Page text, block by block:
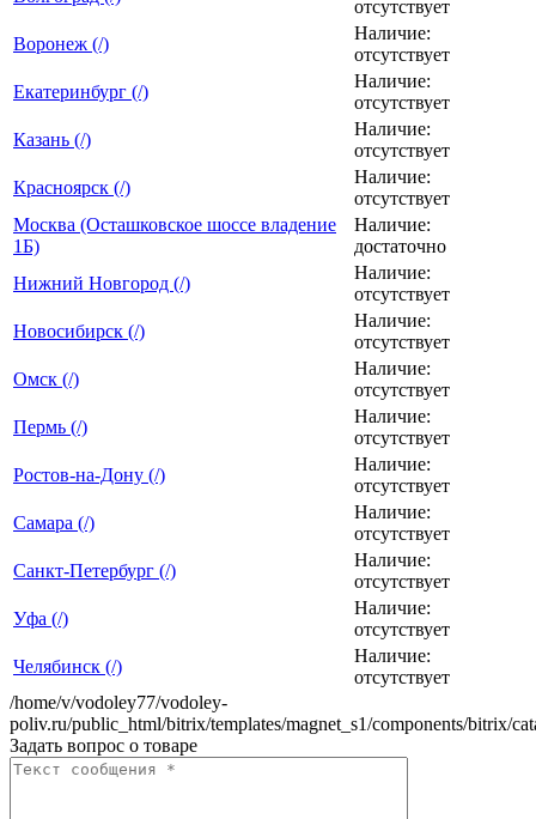
отсутствует
Воронеж (/)
Наличие:
отсутствует
Екатеринбург (/)
Наличие:
отсутствует
Казань (/)
Наличие:
отсутствует
Красноярск (/)
Наличие:
отсутствует
Москва (Осташковское шоссе владение
1Б)
Наличие:
достаточно
Нижний Новгород (/)
Наличие:
отсутствует
Новосибирск (/)
Наличие:
отсутствует
Омск (/)
Наличие:
отсутствует
Пермь (/)
Наличие:
отсутствует
Ростов-на-Дону (/)
Наличие:
отсутствует
Самара (/)
Наличие:
отсутствует
Санкт-Петербург (/)
Наличие:
отсутствует
Уфа (/)
Наличие:
отсутствует
Челябинск (/)
Наличие:
отсутствует
/home/v/vodoley77/vodoley-
poliv.ru/public_html/bitrix/templates/magnet_s1/components/bitrix/
Задать вопрос о товаре